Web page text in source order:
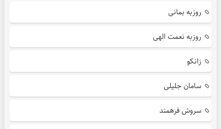
روزبه بمانی
روزبه نعمت الهی
زانکو
سامان جلیلی
سروش فرهمند